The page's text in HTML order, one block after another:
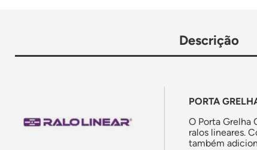
Descrição
PORTA
O Porta Grelha
ralos lineares.
também